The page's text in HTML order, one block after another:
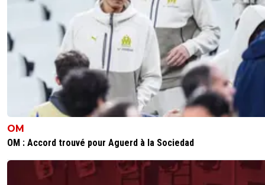
OM
OM : Accord trouvé pour Aguerd à la Sociedad